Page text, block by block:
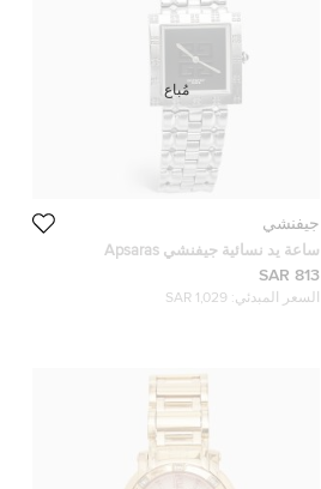
جيفنشي
ساعة يد نسائية جيفنشي Apsaras
23 مم
813 SAR
السعر المبدئي: 1,029 SAR
مُباع